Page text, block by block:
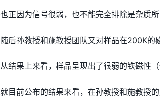
也正因为信号很弱，也不能完全排除是杂质所
随后孙教授和施教授团队又对样品在200K的
从结果上来看，样品呈现出了很弱的铁磁性（
就目前公布的结果来看，在孙教授和施教授